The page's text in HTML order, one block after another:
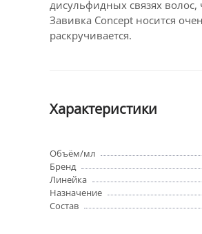
дисульфидных связях
Завивка Concept носится
раскручивается.
Характеристики
Объём/мл
Бренд
Линейка
Назначение
Состав